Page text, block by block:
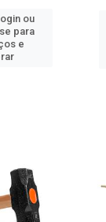
ou
para
e